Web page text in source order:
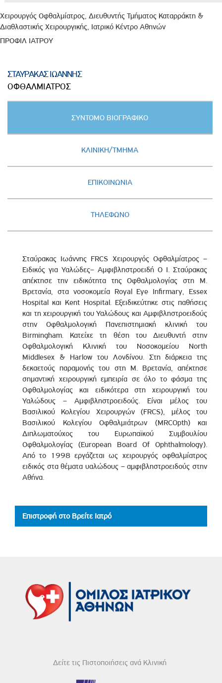
Χειρουργός Οφθαλμίατρος, Διευθυντής Τμήματος Καταρράκτη &
Διαθλαστικής Χειρουργικής, Ιατρικό Κέντρο Αθηνών
ΠΡΟΦΙΛ ΙΑΤΡΟΥ
ΣΤΑΥΡΑΚΑΣ ΙΩΑΝΝΗΣ
ΟΦΘΑΛΜΙΑΤΡΟΣ
ΣΥΝΤΟΜΟ ΒΙΟΓΡΑΦΙΚΟ
ΚΛΙΝΙΚΗ/ΤΜΗΜΑ
ΕΠΙΚΟΙΝΩΝΙΑ
ΤΗΛΕΦΩΝΟ
Σταύρακας Ιωάννης FRCS Χειρουργός Οφθαλμίατρος –
Ειδικός για Υαλώδες– Αμφιβληστροειδή Ο Ι. Σταύρακας
απέκτησε την ειδικότητα της Οφθαλμολογίας στη Μ.
Βρετανία, στα νοσοκομεία Royal Eye Infirmary, Essex
Hospital και Kent Hospital. Εξειδικεύτηκε στις παθήσεις
και τη χειρουργική του Υαλώδους και Αμφιβληστροειδούς
στην Οφθαλμολογική Πανεπιστημιακή κλινική του
Birmingham. Κατείχε τη θέση του Διευθυντή στην
Οφθαλμολογική Κλινική του Νοσοκομείου North
Middlesex & Harlow του Λονδίνου. Στη διάρκεια της
δεκαετούς παραμονής του στη Μ. Βρετανία, απέκτησε
σημαντική χειρουργική εμπειρία σε όλο το φάσμα της
Οφθαλμολογίας και ειδικότερα στη χειρουργική του
Υαλώδους – Αμφιβληστροειδούς. Είναι μέλος του
Βασιλικού Κολεγίου Χειρουργών (FRCS), μέλος του
Βασιλικού Κολεγίου Οφθαλμιάτρων (MRCOpth) και
Διπλωματούχος του Ευρωπαϊκού Συμβουλίου
Οφθαλμολογίας (European Board Of Ophthalmology).
Από το 1998 εργάζεται ως χειρουργός οφθαλμίατρος
ειδικός στα θέματα υαλώδους – αμφιβληστροειδούς στην
Αθήνα.
Επιστροφή στο Βρείτε Ιατρό
Δείτε τις Πιστοποιήσεις ανά Κλινική